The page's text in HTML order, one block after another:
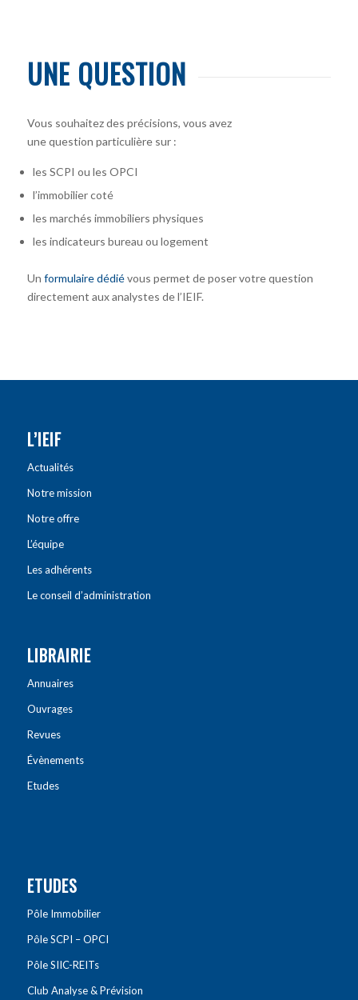
UNE QUESTION
Vous souhaitez des précisions, vous avez
une question particulière sur :
les SCPI ou les OPCI
l’immobilier coté
les marchés immobiliers physiques
les indicateurs bureau ou logement
Un formulaire dédiévous permet de poser votre question
directement aux analystes de l’IEIF.
L’IEIF
Actualités
Notre mission
Notre offre
L’équipe
Les adhérents
Le conseil d’administration
LIBRAIRIE
Annuaires
Ouvrages
Revues
Évènements
Etudes
ETUDES
Pôle Immobilier
Pôle SCPI – OPCI
Pôle SIIC-REITs
Club Analyse & Prévision